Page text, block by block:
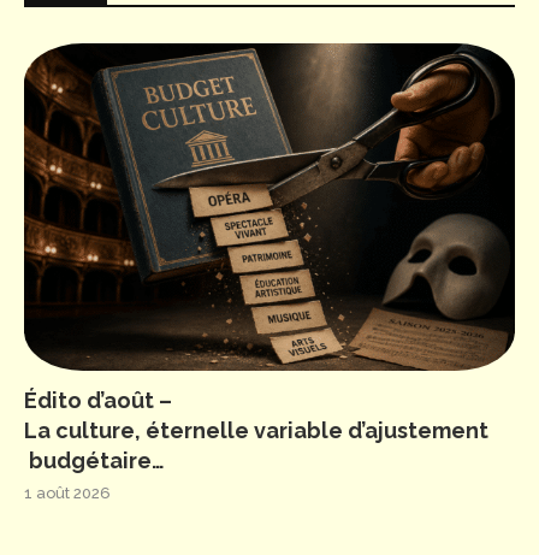
Édito d’août –
La culture, éternelle variable d’ajustement
budgétaire…
1 août 2026